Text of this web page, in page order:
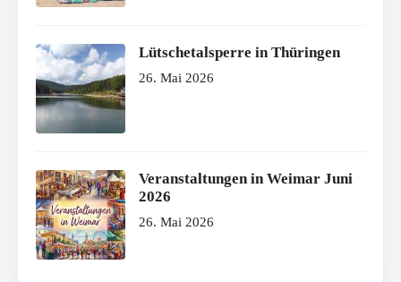
Lütschetalsperre in Thüringen
26. Mai 2026
Veranstaltungen in Weimar Juni
2026
26. Mai 2026